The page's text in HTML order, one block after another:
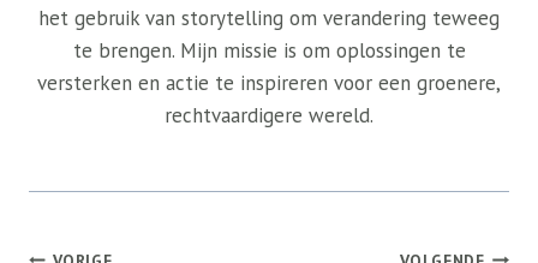
het gebruik van storytelling om verandering teweeg
te brengen. Mijn missie is om oplossingen te
versterken en actie te inspireren voor een groenere,
rechtvaardigere wereld.